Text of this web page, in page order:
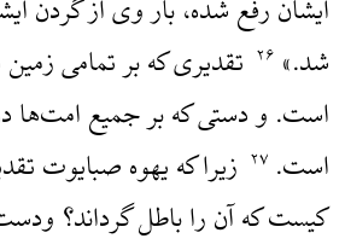
ایشان رفع شده، بار وی از گردن
شد.» ۲۶ تقدیری که بر تمامی
است. و دستی که بر جمیع امت‌ها
است. ۲۷ زیرا که یهوه صبایوت
کیست که آن را باطل گرداند؟